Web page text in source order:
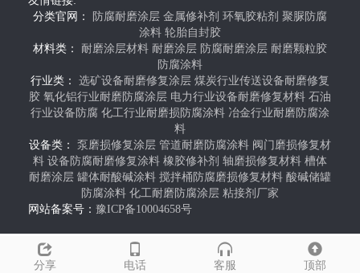
分享 电话 客服 顶部
分类官网：
防腐耐磨涂层 金属修补剂 环氧胶粘剂 聚脲防腐
涂料 轮胎自封胶
材料类： 耐磨涂层材料 耐磨涂层 防腐耐磨涂层 耐磨颗粒胶
防腐涂料
行业类： 选矿设备耐磨修复涂层 煤炭行业传送设备耐磨修复
胶 氧化铝行业耐磨防腐涂层 电力行业设备耐磨修复材料 石油
行业设备防腐 化工行业耐磨损防腐涂料 冶金行业耐磨防腐涂
料
设备类： 泵磨损修复涂层 管道耐磨防腐涂料 阀门磨损修复材
料 设备防腐耐磨修复涂料 橡胶修补剂 轴磨损修复材料 槽体
耐磨涂层 罐体耐酸碱涂料 搅拌桶防腐磨损修复材料 酸碱储罐
防腐涂料 化工耐磨防腐涂层 粘接剂厂家
网站备案号： 豫ICP备10004658号